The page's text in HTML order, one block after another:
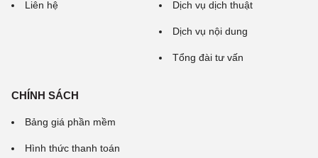
Liên hệ Dịch vụ dịch thuật
Dịch vụ nội dung
Tổng đài tư vấn
CHÍNH SÁCH
Bảng giá phần mềm
Hình thức thanh toán